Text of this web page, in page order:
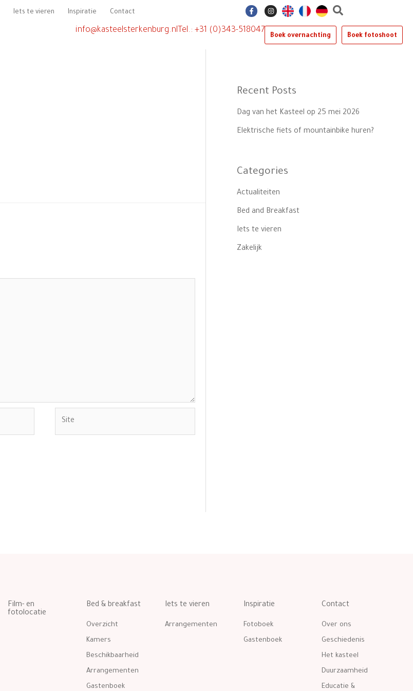
Iets te vieren Inspiratie Contact
F
a
e
I
n
t
a
Boek overnachting Boek fotoshoot
Tel.: +31 (0)343-518047
info@kasteelsterkenburg.nl
Recent Posts
Dag van het Kasteel op 25 mei 2026
Elektrische fiets of mountainbike huren?
Categories
Actualiteiten
Bed and Breakfast
Iets te vieren
Zakelijk
Film- en
fotolocatie
Bed & breakfast
Overzicht
Kamers
Beschikbaarheid
Arrangementen
Gastenboek
Iets te vieren
Arrangementen
Inspiratie
Fotoboek
Gastenboek
Contact
Over ons
Geschiedenis
Het kasteel
Duurzaamheid
Educatie &